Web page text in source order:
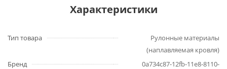
Характеристики
Тип товара
Рулонные материалы
(наплавляемая кровля)
Бренд
0a734c87-12fb-11e8-8110-